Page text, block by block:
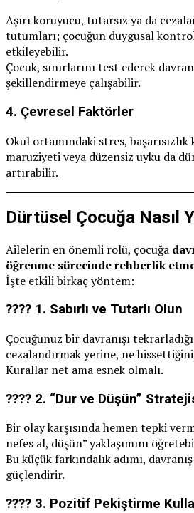
Aşırı koruyucu, tutarsız ya da
tutumları; çocuğun duygusal
etkileyebilir.
Çocuk, sınırlarını test ederek
şekillendirmeye çalışabilir.
4. Çevresel Faktörler
Okul ortamındaki stres,
maruziyeti veya düzensiz uyku da
artırabilir.
Dürtüsel Çocuğa Nasıl
Ailelerin en önemli rolü, çocuğa
öğrenme sürecinde rehberlik
İşte etkili birkaç yöntem:
???? 1. Sabırlı ve Tutarlı Olun
Çocuğunuz bir davranışı
cezalandırmak yerine, ne hissettiğini
Kurallar net ama esnek olmalı.
???? 2. “Dur ve Düşün”
Bir olay karşısında hemen tepki
nefes al, düşün” yaklaşımını
Bu küçük farkındalık adımı,
güçlendirir.
???? 3. Pozitif Pekiştirme